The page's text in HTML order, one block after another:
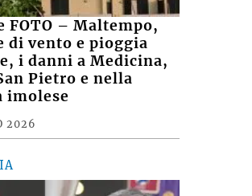
FOTO – Maltempo,
di vento e pioggia
i danni a Medicina,
Pietro e nella
imolese
2026